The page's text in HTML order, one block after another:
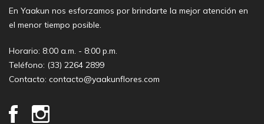
En Yaakun nos esforzamos por brindarte la mejor atención en
el menor tiempo posible.
Horario: 8:00 a.m. - 8:00 p.m.
Teléfono: (33) 2264 2899
Contacto: contacto@yaakunflores.com